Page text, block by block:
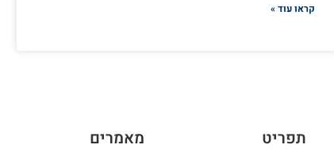
קראו עוד »
תפריט מאמרים